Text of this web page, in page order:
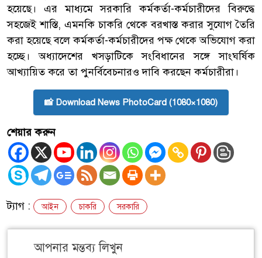
হয়েছে। এর মাধ্যমে সরকারি কর্মকর্তা-কর্মচারীদের বিরুদ্ধে
সহজেই শাস্তি, এমনকি চাকরি থেকে বরখাস্ত করার সুযোগ তৈরি
করা হয়েছে বলে কর্মকর্তা-কর্মচারীদের পক্ষ থেকে অভিযোগ করা
হচ্ছে। অধ্যাদেশের খসড়াটিকে সংবিধানের সঙ্গে সাংঘর্ষিক
আখ্যায়িত করে তা পুনর্বিবেচনারও দাবি করছেন কর্মচারীরা।
📸 Download News PhotoCard (1080×1080)
শেয়ার করুন
ট্যাগ : আইন চাকরি সরকারি
আপনার মন্তব্য লিখুন